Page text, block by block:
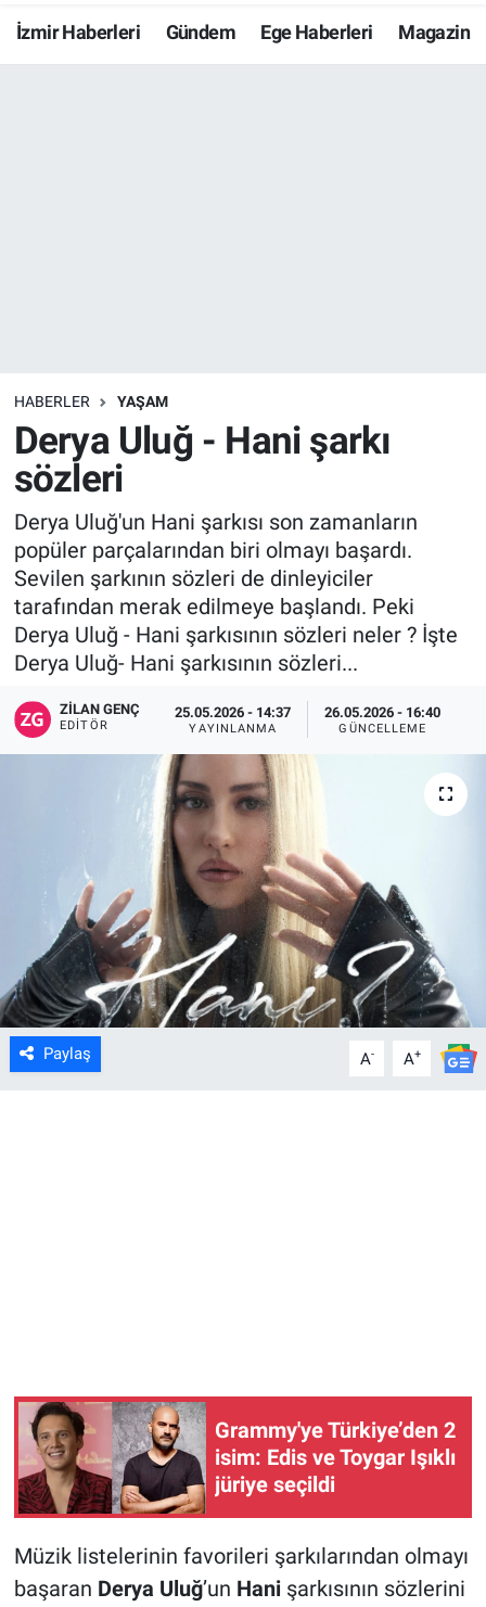
İzmir Haberleri Gündem Ege Haberleri Magazin
HABERLER YAŞAM
Derya Uluğ - Hani şarkı
sözleri
Derya Uluğ'un Hani şarkısı son zamanların
popüler parçalarından biri olmayı başardı.
Sevilen şarkının sözleri de dinleyiciler
tarafından merak edilmeye başlandı. Peki
Derya Uluğ - Hani şarkısının sözleri neler ? İşte
Derya Uluğ- Hani şarkısının sözleri...
ZILAN GENÇ
EDITÖR
25.05.2026 - 14:37
YAYINLANMA
26.05.2026 - 16:40
GÜNCELLEME
Paylaş A- A+
Grammy'ye Türkiye’den 2
isim: Edis ve Toygar Işıklı
jüriye seçildi
Müzik listelerinin favorileri şarkılarından olmayı
başaran Derya Uluğ’un Hanişarkısının sözlerini
Resmi İlanlar